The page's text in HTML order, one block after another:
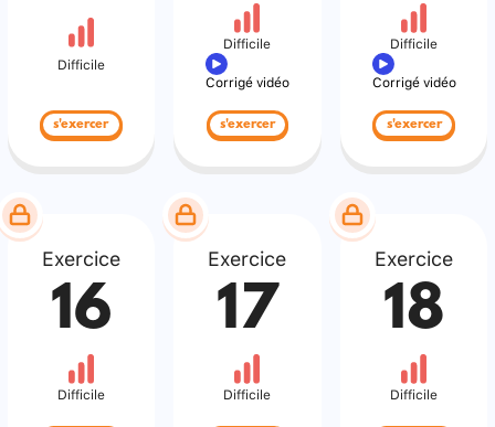
Difficile
s'exercer
Difficile
Corrigé vidéo
s'exercer
Difficile
Corrigé vidéo
s'exercer
Exercice
16
Difficile
Exercice
17
Difficile
Exercice
18
Difficile